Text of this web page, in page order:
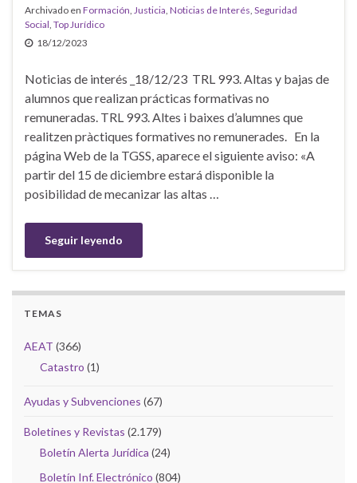
Archivado en Formación Justicia Noticias de Interés Seguridad
Social Top Jurídico
18/12/2023
Noticias de interés _18/12/23 TRL 993. Altas y bajas de
alumnos que realizan prácticas formativas no
remuneradas. TRL 993. Altes i baixes d’alumnes que
realitzen pràctiques formatives no remunerades. En la
página Web de la TGSS, aparece el siguiente aviso: «A
partir del 15 de diciembre estará disponible la
posibilidad de mecanizar las altas …
Seguir leyendo
TEMAS
AEAT (366)
Catastro (1)
Ayudas y Subvenciones (67)
Boletines y Revistas (2.179)
Boletín Alerta Jurídica (24)
Boletín Inf. Electrónico (804)